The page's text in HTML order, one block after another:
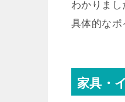
わかりまし
具体的なポ
家具・